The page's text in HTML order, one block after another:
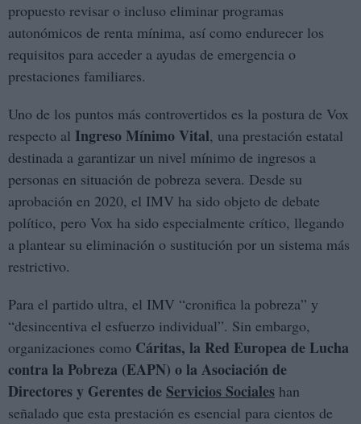
propuesto revisar o incluso eliminar programas
autonómicos de renta mínima, así como endurecer los
requisitos para acceder a ayudas de emergencia o
prestaciones familiares.
Uno de los puntos más controvertidos es la postura de Vox
respecto al Ingreso Mínimo Vital, una prestación estatal
destinada a garantizar un nivel mínimo de ingresos a
personas en situación de pobreza severa. Desde su
aprobación en 2020, el IMV ha sido objeto de debate
político, pero Vox ha sido especialmente crítico, llegando
a plantear su eliminación o sustitución por un sistema más
restrictivo.
Para el partido ultra, el IMV “cronifica la pobreza” y
“desincentiva el esfuerzo individual”. Sin embargo,
organizaciones como Cáritas, la Red Europea de Lucha
contra la Pobreza (EAPN) o la Asociación de
Directores y Gerentes deServicios Sociales han
señalado que esta prestación es esencial para cientos de